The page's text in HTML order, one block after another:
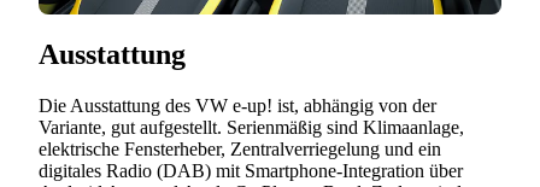
Ausstattung
Die Ausstattung des VW e-up! ist, abhängig von der
Variante, gut aufgestellt. Serienmäßig sind Klimaanlage,
elektrische Fensterheber, Zentralverriegelung und ein
digitales Radio (DAB) mit Smartphone-Integration über